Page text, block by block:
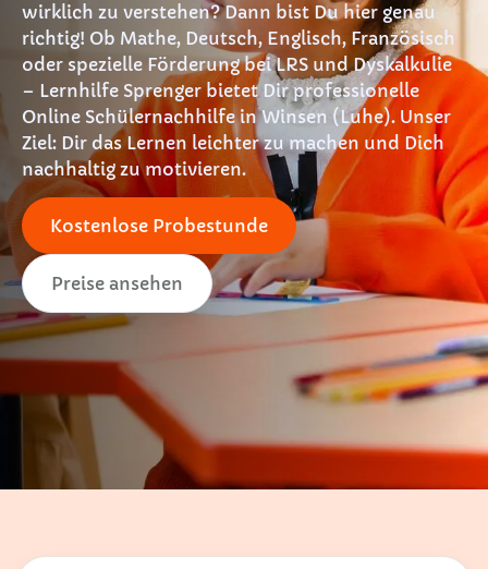
Materialien
Kontakt
wirklich zu verstehen? Dann bist Du hier genau
richtig! Ob Mathe, Deutsch, Englisch, Französisch
oder spezielle Förderung bei LRS und Dyskalkulie
– Lernhilfe Sprenger bietet Dir professionelle
Online Schülernachhilfe in Winsen (Luhe). Unser
Ziel: Dir das Lernen leichter zu machen und Dich
nachhaltig zu motivieren.
Kostenlose Probestunde
Preise ansehen